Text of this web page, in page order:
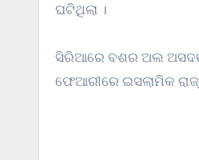
ଘଟିଥିଲା ।
ସିରିଆରେ ବଶର ଅଲ
ଫେଆରୀରେ ଇସଲାମିକ